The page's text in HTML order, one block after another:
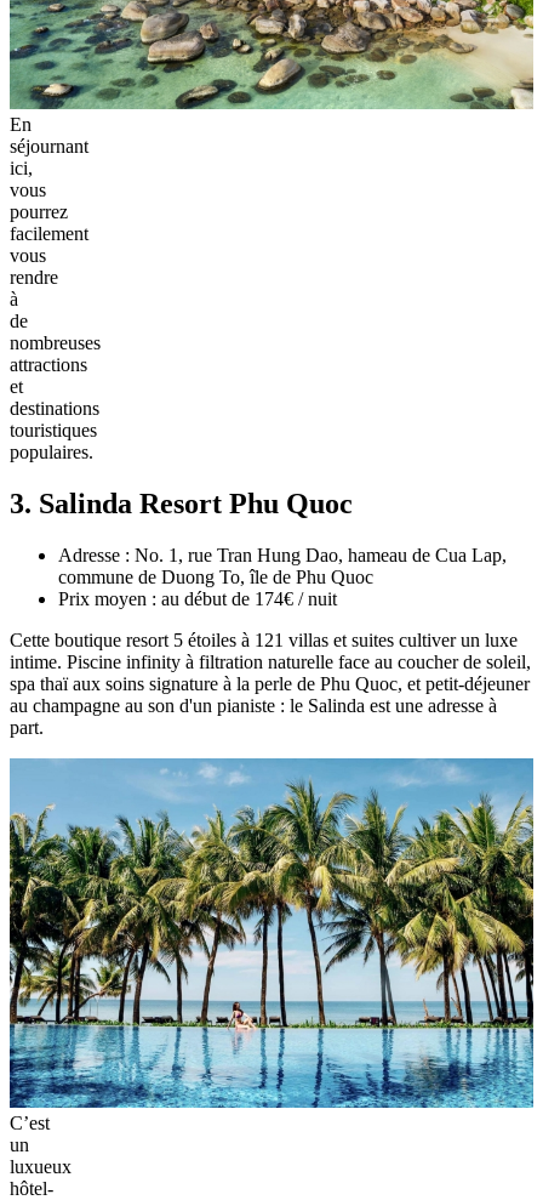
En
séjournant
ici,
vous
pourrez
facilement
vous
rendre
à
de
nombreuses
attractions
et
destinations
touristiques
populaires.
3. Salinda Resort Phu Quoc
Adresse : No. 1, rue Tran Hung Dao, hameau de Cua Lap,
commune de Duong To, île de Phu Quoc
Prix moyen : au début de 174€ / nuit
Cette boutique resort 5 étoiles à 121 villas et suites cultiver un luxe
intime. Piscine infinity à filtration naturelle face au coucher de soleil,
spa thaï aux soins signature à la perle de Phu Quoc, et petit-déjeuner
au champagne au son d'un pianiste : le Salinda est une adresse à
part.
C’est
un
luxueux
hôtel-